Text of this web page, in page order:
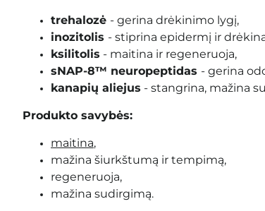
trehalozė - gerina drėkinimo lygį,
inozitolis - stiprina epidermį ir
ksilitolis - maitina ir regeneruoja,
sNAP-8™ neuropeptidas - gerina
kanapių aliejus - stangrina, mažina
Produkto savybės:
maitina,
mažina šiurkštumą ir tempimą,
regeneruoja,
mažina sudirgimą.